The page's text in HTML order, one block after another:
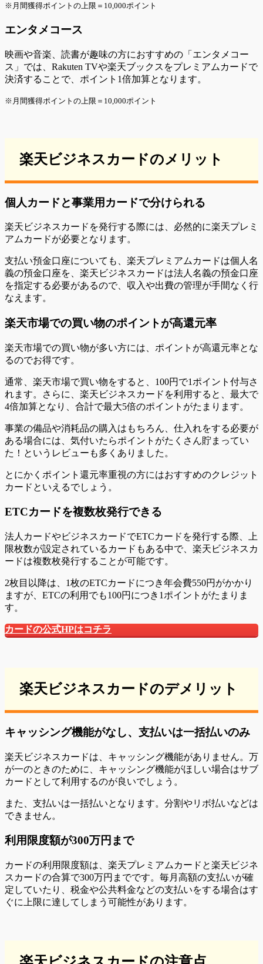
※月間獲得ポイントの上限＝10,000ポイント
エンタメコース
映画や音楽、読書が趣味の方におすすめの「エンタメコー
ス」では、Rakuten TVや楽天ブックスをプレミアムカードで
決済することで、ポイント1倍加算となります。
※月間獲得ポイントの上限＝10,000ポイント
楽天ビジネスカードのメリット
個人カードと事業用カードで分けられる
楽天ビジネスカードを発行する際には、必然的に楽天プレミ
アムカードが必要となります。
支払い預金口座についても、楽天プレミアムカードは個人名
義の預金口座を、楽天ビジネスカードは法人名義の預金口座
を指定する必要があるので、収入や出費の管理が手間なく行
なえます。
楽天市場での買い物のポイントが高還元率
楽天市場での買い物が多い方には、ポイントが高還元率とな
るのでお得です。
通常、楽天市場で買い物をすると、100円で1ポイント付与さ
れます。さらに、楽天ビジネスカードを利用すると、最大で
4倍加算となり、合計で最大5倍のポイントがたまります。
事業の備品や消耗品の購入はもちろん、仕入れをする必要が
ある場合には、気付いたらポイントがたくさん貯まってい
た！というレビューも多くありました。
とにかくポイント還元率重視の方にはおすすめのクレジット
カードといえるでしょう。
ETCカードを複数枚発行できる
法人カードやビジネスカードでETCカードを発行する際、上
限枚数が設定されているカードもある中で、楽天ビジネスカ
ードは複数枚発行することが可能です。
2枚目以降は、1枚のETCカードにつき年会費550円がかかり
ますが、ETCの利用でも100円につき1ポイントがたまりま
す。
カードの公式HPはコチラ
楽天ビジネスカードのデメリット
キャッシング機能がなし、支払いは一括払いのみ
楽天ビジネスカードは、キャッシング機能がありません。万
が一のときのために、キャッシング機能がほしい場合はサブ
カードとして利用するのが良いでしょう。
また、支払いは一括払いとなります。分割やリボ払いなどは
できません。
利用限度額が300万円まで
カードの利用限度額は、楽天プレミアムカードと楽天ビジネ
スカードの合算で300万円までです。毎月高額の支払いが確
定していたり、税金や公共料金などの支払いをする場合はす
ぐに上限に達してしまう可能性があります。